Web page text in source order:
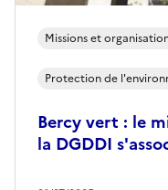
Missions et
Protection de
Bercy vert : le
la DGDDI